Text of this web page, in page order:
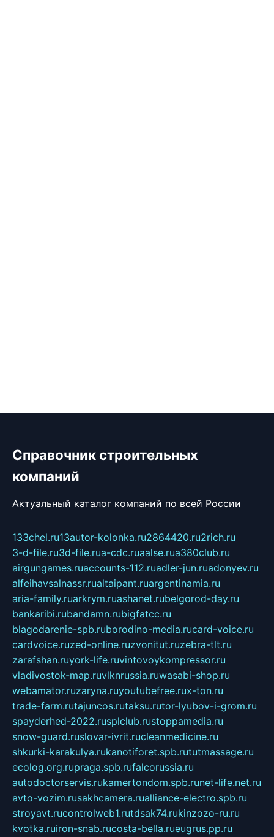
Справочник строительных
компаний
Актуальный каталог компаний по всей России
133chel.ru13autor-kolonka.ru2864420.ru2rich.ru
3-d-file.ru3d-file.rua-cdc.ruaalse.rua380club.ru
airgungames.ruaccounts-112.ruadler-jun.ruadonyev.ru
alfeihavsalnassr.rualtaipant.ruargentinamia.ru
aria-family.ruarkrym.ruashanet.rubelgorod-day.ru
bankaribi.rubandamn.rubigfatcc.ru
blagodarenie-spb.ruborodino-media.rucard-voice.ru
cardvoice.ruzed-online.ruzvonitut.ruzebra-tlt.ru
zarafshan.ruyork-life.ruvintovoykompressor.ru
vladivostok-map.ruvlknrussia.ruwasabi-shop.ru
webamator.ruzaryna.ruyoutubefree.rux-ton.ru
trade-farm.rutajuncos.rutaksu.rutor-lyubov-i-grom.ru
spayderhed-2022.rusplclub.rustoppamedia.ru
snow-guard.ruslovar-ivrit.rucleanmedicine.ru
shkurki-karakulya.rukanotiforet.spb.rututmassage.ru
ecolog.org.rupraga.spb.rufalcorussia.ru
autodoctorservis.rukamertondom.spb.runet-life.net.ru
avto-vozim.rusakhcamera.rualliance-electro.spb.ru
stroyavt.rucontrolweb1.rutdsak74.rukinzozo-ru.ru
kvotka.ruiron-snab.rucosta-bella.rueugrus.pp.ru